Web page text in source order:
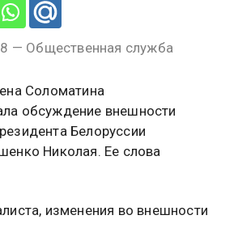
— Общественная служба
Соломатина
обсуждение внешности
Белоруссии
Николая. Ее слова
изменения во внешности